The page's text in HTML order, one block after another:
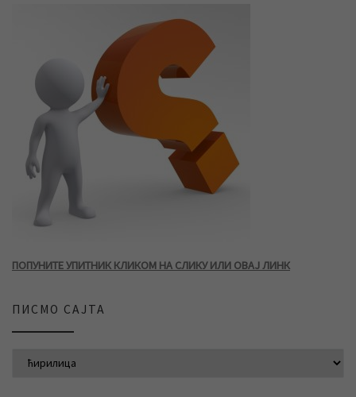
ПОПУНИТЕ УПИТНИК КЛИКОМ НА СЛИКУ ИЛИ ОВАЈ ЛИНК
ПИСМО САЈТА